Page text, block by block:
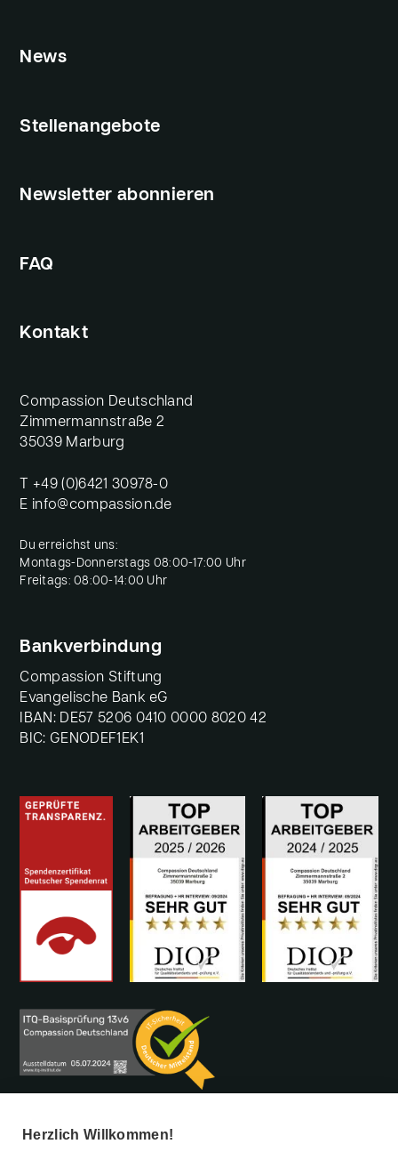
News
Stellenangebote
Newsletter abonnieren
FAQ
Kontakt
Compassion Deutschland
Zimmermannstraße 2
35039 Marburg
+49 (0)6421 30978-0
E info@compassion.de
Du erreichst uns:
Montags-Donnerstags 08:00-17:00 Uhr
Freitags: 08:00-14:00 Uhr
Bankverbindung
Compassion Stiftung
Evangelische Bank eG
IBAN: DE57 5206 0410 0000 8020 42
BIC: GENODEF1EK1
Herzlich Willkommen!